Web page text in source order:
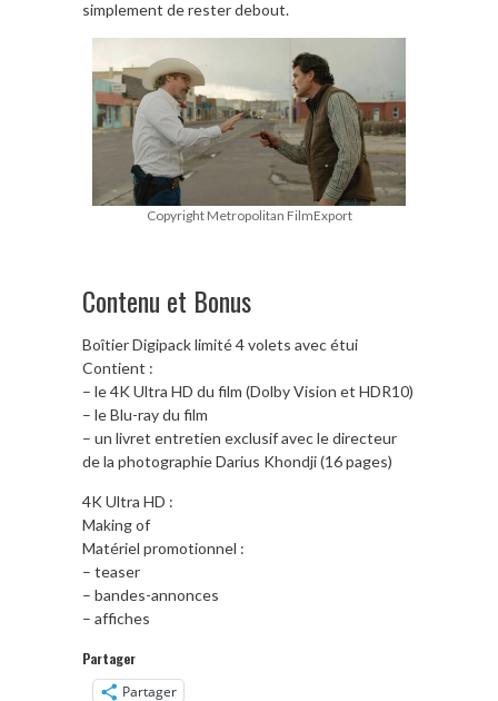
simplement de rester debout.
Copyright Metropolitan FilmExport
Contenu et Bonus
Boîtier Digipack limité 4 volets avec étui
Contient :
– le 4K Ultra HD du film (Dolby Vision et HDR10)
– le Blu-ray du film
– un livret entretien exclusif avec le directeur
de la photographie Darius Khondji (16 pages)
4K Ultra HD :
Making of
Matériel promotionnel :
– teaser
– bandes-annonces
– affiches
Partager
Partager